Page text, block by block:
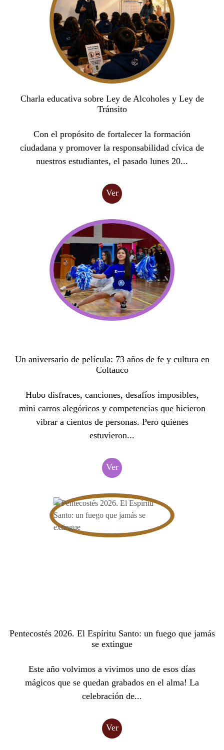
Charla educativa sobre Ley de Alcoholes y Ley de
Tránsito
Con el propósito de fortalecer la formación
ciudadana y promover la responsabilidad cívica de
nuestros estudiantes, el pasado lunes 20...
Ver
Un aniversario de película: 73 años de fe y cultura en
Coltauco
Hubo disfraces, canciones, desafíos imposibles,
mini carros alegóricos y competencias que hicieron
vibrar a cientos de personas. Pero quienes
estuvieron...
Ver
Pentecostés 2026. El Espíritu Santo: un fuego que jamás
se extingue
Este año volvimos a vivimos uno de esos días
mágicos que se quedan grabados en el alma! La
celebración de...
Ver